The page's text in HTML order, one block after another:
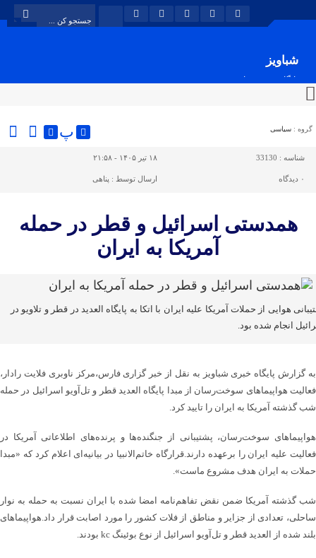
شباویز
پایگاه خبری شباویز
گروه : سیاسی پ
شناسه : 33130 ۱۸ تیر ۱۴۰۵ - ۲۱:۵۸
۰ دیدگاه ارسال توسط : پناهی
همدستی اسرائیل و قطر در حمله
آمریکا به ایران
هوایی از حملات آمریکا علیه ایران با اتکا به پایگاه العدید در قطر و تلاویو در
انجام شده بود.
به گزارش پایگاه خبری شباویز به نقل از خبر گزاری فارس،مرکز ناوبری فلایت رادار،
فعالیت هواپیماهای سوخت‌رسان از مبدا پایگاه العدید قطر و تل‌آویو اسرائیل در حمله
شب گذشته آمریکا به ایران را تایید کرد.
هواپیماهای سوخت‌رسان، پشتیبانی از جنگنده‌ها و پرنده‌های اطلاعاتی آمریکا در
فعالیت علیه ایران را برعهده دارند.قرارگاه خاتم‌الانبیا در بیانیه‌ای اعلام کرد که «مبدا
حملات به ایران هدف مشروع ماست».
شب گذشته آمریکا ضمن نقض تفاهم‌نامه امضا شده با ایران نسبت به حمله به نوار
ساحلی، تعدادی از جزایر و مناطق از فلات کشور را مورد اصابت قرار داد.هواپیماهای
بلند شده از العدید قطر و تل‌آویو اسرائیل از نوع بوئینگ kc بودند.